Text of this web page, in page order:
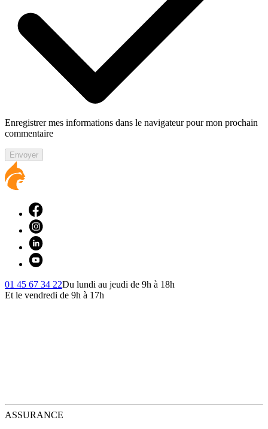
Enregistrer mes informations dans le navigateur pour mon prochain
commentaire
Envoyer
01 45 67 34 22Du lundi au jeudi de 9h à 18h
Et le vendredi de 9h à 17h
ASSURANCE